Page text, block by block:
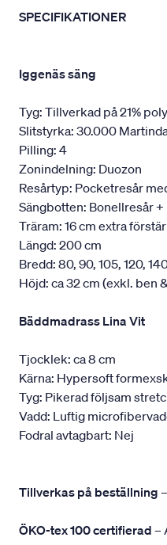
SPECIFIKATIONER
Iggenäs säng
Tyg: Tillverkad på 21%
Slitstyrka: 30.000
Pilling: 4
Zonindelning: Duozon
Resårtyp: Pocketresår
Sängbotten: Bonellresår
Träram: 16 cm extra
Längd: 200 cm
Bredd: 80, 90, 105, 120,
Höjd: ca 32 cm (exkl. ben
Bäddmadrass Lina Vit
Tjocklek: ca 8 cm
Kärna: Hypersoft
Tyg: Pikerad följsam
Vadd: Luftig
Fodral avtagbart: Nej
Tillverkas på beställning
ÖKO-tex 100 certifierad –